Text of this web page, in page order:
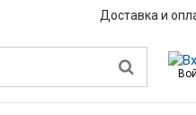
Доставка и